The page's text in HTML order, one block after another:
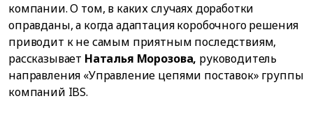
компании. О том, в каких случаях доработки
оправданы, а когда адаптация коробочного решения
приводит к не самым приятным последствиям,
рассказывает Наталья Морозова, руководитель
направления «Управление цепями поставок» группы
компаний IBS.